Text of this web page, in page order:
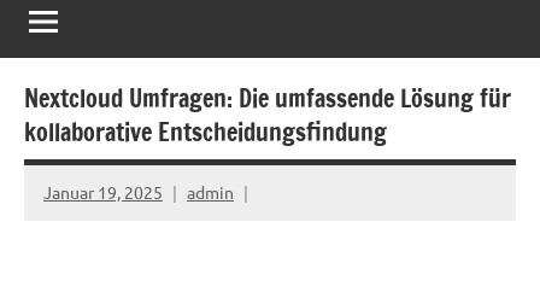
Speicher
für
Euro
Nextcloud Umfragen: Die umfassende Lösung für
kollaborative Entscheidungsfindung
Januar 19, 2025 admin